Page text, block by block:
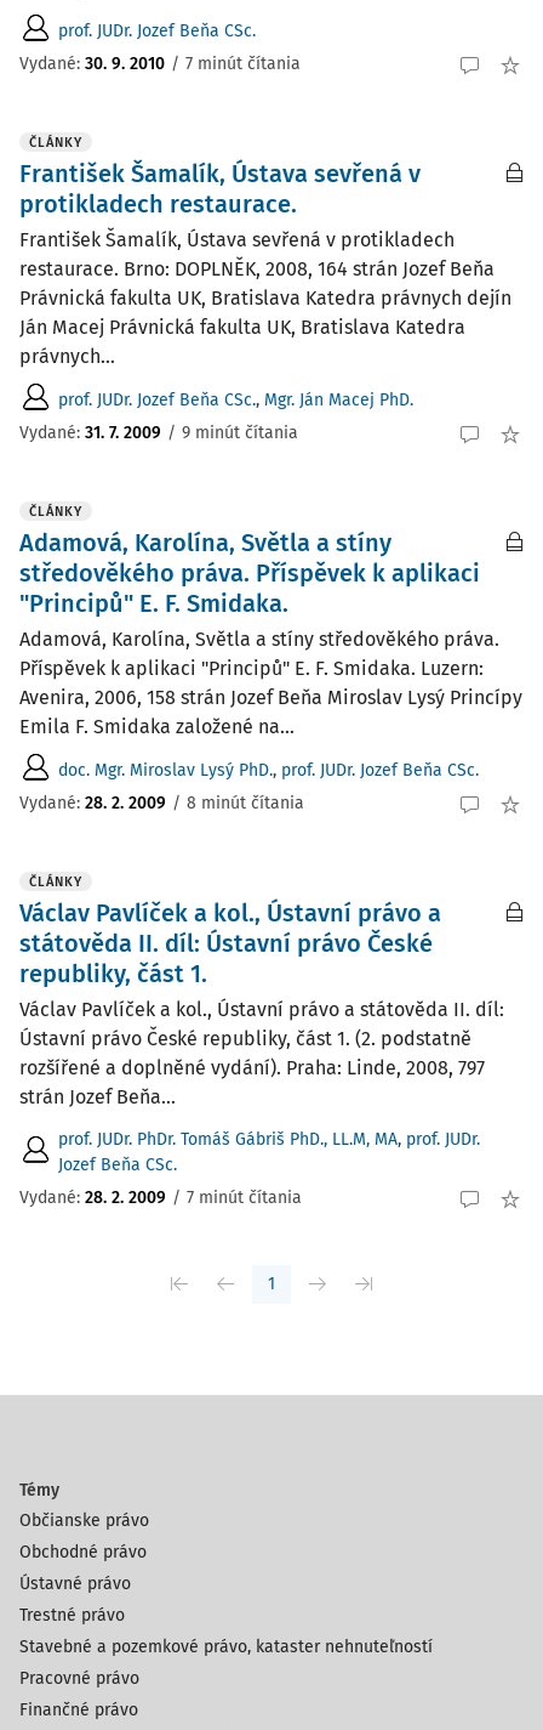
prof. JUDr. Jozef Beňa CSc.
Vydané: 30. 9. 2010 / 7 minút čítania
ČLÁNKY
František Šamalík, Ústava sevřená v
protikladech restaurace.
František Šamalík, Ústava sevřená v protikladech
restaurace. Brno: DOPLNĚK, 2008, 164 strán Jozef Beňa
Právnická fakulta UK, Bratislava Katedra právnych dejín
Ján Macej Právnická fakulta UK, Bratislava Katedra
právnych...
prof. JUDr. Jozef Beňa CSc., Mgr. Ján Macej PhD.
Vydané: 31. 7. 2009 / 9 minút čítania
ČLÁNKY
Adamová, Karolína, Světla a stíny
středověkého práva. Příspěvek k aplikaci
"Principů" E. F. Smidaka.
Adamová, Karolína, Světla a stíny středověkého práva.
Příspěvek k aplikaci "Principů" E. F. Smidaka. Luzern:
Avenira, 2006, 158 strán Jozef Beňa Miroslav Lysý Princípy
Emila F. Smidaka založené na...
doc. Mgr. Miroslav Lysý PhD., prof. JUDr. Jozef Beňa CSc.
Vydané: 28. 2. 2009 / 8 minút čítania
ČLÁNKY
Václav Pavlíček a kol., Ústavní právo a
státověda II. díl: Ústavní právo České
republiky, část 1.
Václav Pavlíček a kol., Ústavní právo a státověda II. díl:
Ústavní právo České republiky, část 1. (2. podstatně
rozšířené a doplněné vydání). Praha: Linde, 2008, 797
strán Jozef Beňa...
prof. JUDr. PhDr. Tomáš Gábriš PhD., LL.M, MA, prof. JUDr.
Jozef Beňa CSc.
Vydané: 28. 2. 2009 / 7 minút čítania
1
Témy
Občianske právo
Obchodné právo
Ústavné právo
Trestné právo
Stavebné a pozemkové právo, kataster nehnuteľností
Pracovné právo
Finančné právo